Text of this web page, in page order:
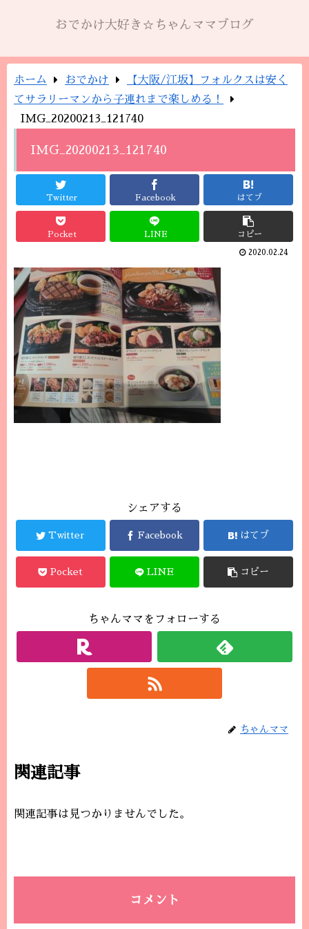
おでかけ大好き☆ちゃんママブログ
ホーム おでかけ
【大阪/江坂】フォルクスは安く
てサラリーマンから子連れまで楽しめる！
IMG_20200213_121740
IMG_20200213_121740
Twitter Facebook はてブ
Pocket LINE コピー
2020.02.24
シェアする
Twitter Facebook はてブ
Pocket LINE コピー
ちゃんママをフォローする
ちゃんママ
関連記事
関連記事は見つかりませんでした。
コメント